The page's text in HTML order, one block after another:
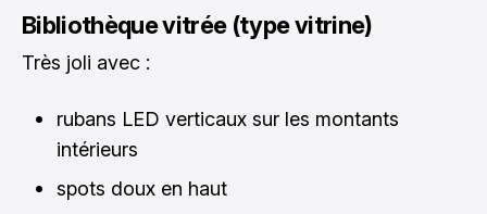
Bibliothèque vitrée (type vitrine)
Très joli avec :
rubans LED verticaux sur les montants
intérieurs
spots doux en haut